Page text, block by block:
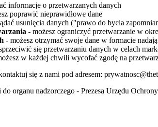
informacje o przetwarzanych danych
poprawić nieprawidłowe dane
usunięcia danych ("prawo do bycia
- możesz ograniczyć przetwarzanie w
- możesz otrzymać swoje dane w formacie
się przetwarzaniu danych w celach
w każdej chwili wycofać zgodę na
się z nami pod adresem:
organu nadzorczego - Prezesa Urzędu